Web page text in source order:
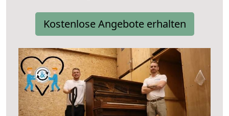
Kostenlose Angebote erhalten